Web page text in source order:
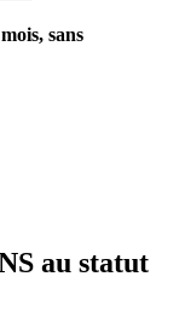
sans
au statut